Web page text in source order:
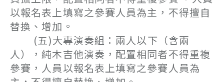
以報名表上填寫之參賽人員為主，不得擅自
替換、增加。
(五)大專演奏組：兩人以下（含兩
人），純木吉他演奏，配置相同者不得重複
參賽，人員以報名表上填寫之參賽人員為